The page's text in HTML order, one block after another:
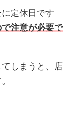
定休日です
注意が必要で
しまうと、店